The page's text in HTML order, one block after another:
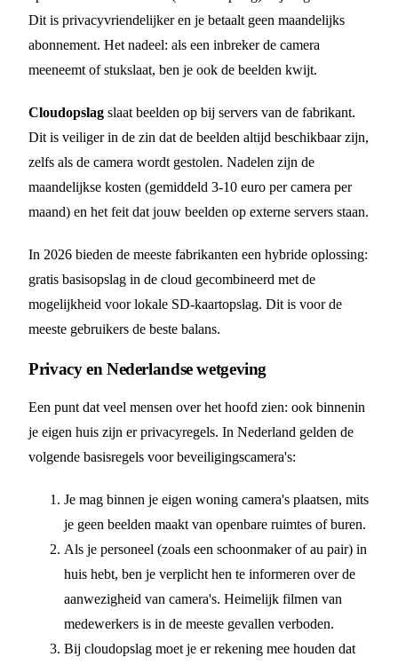
Dit is privacyvriendelijker en je betaalt geen maandelijks
abonnement. Het nadeel: als een inbreker de camera
meeneemt of stukslaat, ben je ook de beelden kwijt.
Cloudopslag slaat beelden op bij servers van de fabrikant.
Dit is veiliger in de zin dat de beelden altijd beschikbaar zijn,
zelfs als de camera wordt gestolen. Nadelen zijn de
maandelijkse kosten (gemiddeld 3-10 euro per camera per
maand) en het feit dat jouw beelden op externe servers staan.
In 2026 bieden de meeste fabrikanten een hybride oplossing:
gratis basisopslag in de cloud gecombineerd met de
mogelijkheid voor lokale SD-kaartopslag. Dit is voor de
meeste gebruikers de beste balans.
Privacy en Nederlandse wetgeving
Een punt dat veel mensen over het hoofd zien: ook binnenin
je eigen huis zijn er privacyregels. In Nederland gelden de
volgende basisregels voor beveiligingscamera's:
Je mag binnen je eigen woning camera's plaatsen, mits
je geen beelden maakt van openbare ruimtes of buren.
Als je personeel (zoals een schoonmaker of au pair) in
huis hebt, ben je verplicht hen te informeren over de
aanwezigheid van camera's. Heimelijk filmen van
medewerkers is in de meeste gevallen verboden.
Bij cloudopslag moet je er rekening mee houden dat